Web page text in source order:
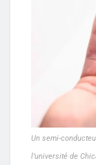
Un semi-
l’université de